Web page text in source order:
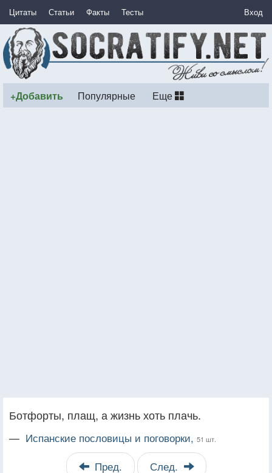
Цитаты Статьи Факты Тесты Вход
+Добавить Популярные Еще
Ботфорты, плащ, а жизнь хоть плачь.
— Испанские пословицы и поговорки, 51 шт.
Пред. След.